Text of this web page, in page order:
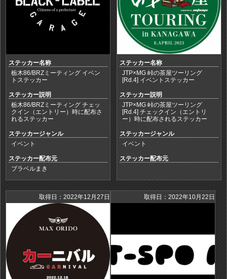
ステッカー名称
栃木86/BRZミーティング イベン
トステッカー
ステッカー説明
栃木86/BRZミーティング チェッ
クイン（エントリー）時に配布さ
れるステッカー
ステッカージャンル
イベント
ステッカー配布元
ブラベルまき
ステッカー名称
JTP×MG 峠の茶屋ツーリング
[Rd.4] イベントステッカー
ステッカー説明
JTP×MG 峠の茶屋ツーリング
[Rd.4] チェックイン（エントリ
ー）時に配布されるステッカー
ステッカージャンル
イベント
ステッカー配布元
取得日：2022年12月27日 取得日：2022年10月22日